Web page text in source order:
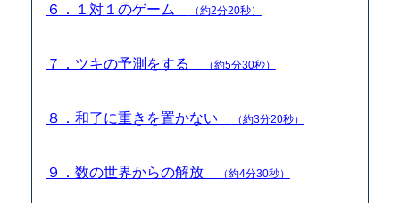
６．１対１のゲーム （約2分20秒）
７．ツキの予測をする （約5分30秒）
８．和了に重きを置かない （約3分20秒）
９．数の世界からの解放 （約4分30秒）